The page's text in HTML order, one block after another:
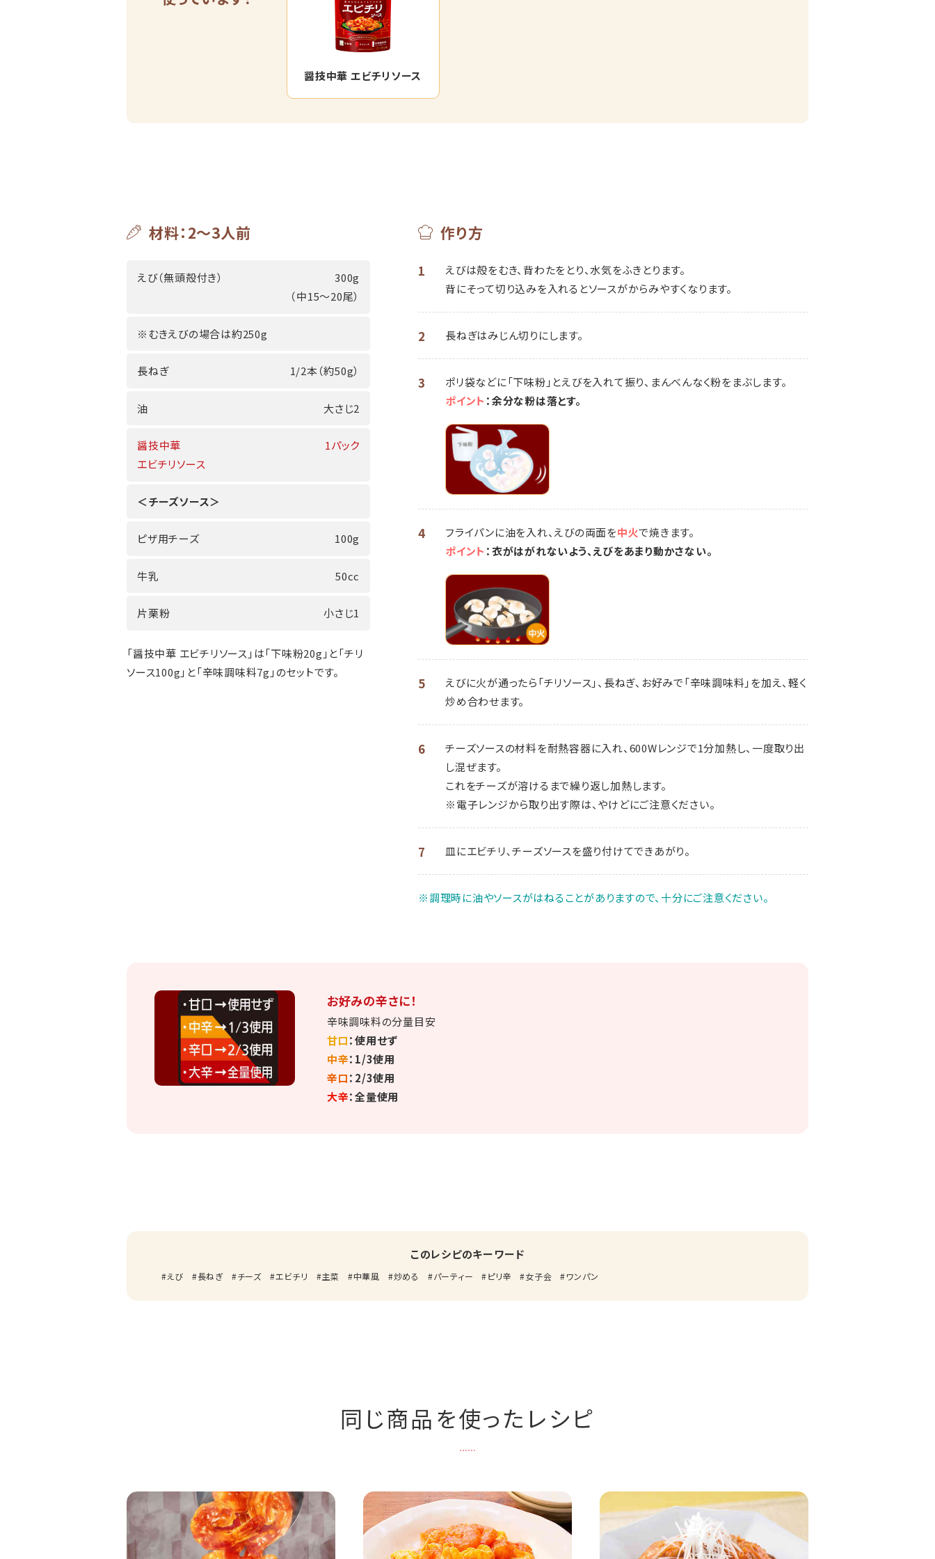
醤技中華 エビチリソース
材料：2～3人前
えび（無頭殻付き）
300g
（中15～20尾）
※むきえびの場合は約250g
長ねぎ 1/2本（約50g）
油 大さじ2
醤技中華
エビチリソース
1パック
＜チーズソース＞
ピザ用チーズ 100g
牛乳 50cc
片栗粉 小さじ1
「醤技中華 エビチリソース」は「下味粉20g」と「チリ
ソース100g」と「辛味調味料7g」のセットです。
作り方
1
えびは殻をむき、背わたをとり、水気をふきとります。
背にそって切り込みを入れるとソースがからみやすくなります。
2 長ねぎはみじん切りにします。
3
ポリ袋などに「下味粉」とえびを入れて振り、まんべんなく粉をまぶします。
ポイント ：余分な粉は落とす。
4 フライパンに油を入れ、えびの両面を中火で焼きます。
ポイント ：衣がはがれないよう、えびをあまり動かさない。
5
えびに火が通ったら「チリソース」、長ねぎ、お好みで「辛味調味料」を加え、軽く
炒め合わせます。
6
チーズソースの材料を耐熱容器に入れ、600Wレンジで1分加熱し、一度取り出
し混ぜます。
これをチーズが溶けるまで繰り返し加熱します。
※電子レンジから取り出す際は、やけどにご注意ください。
7 皿にエビチリ､チーズソースを盛り付けてできあがり。
※調理時に油やソースがはねることがありますので、十分にご注意ください。
お好みの辛さに！
辛味調味料の分量目安
甘口：使用せず
中辛：1/3使用
辛口：2/3使用
大辛：全量使用
このレシピのキーワード
えび 長ねぎ チーズ エビチリ 主菜 中華風 炒める パーティー ピリ辛 女子会 ワンパン
同じ商品を使ったレシピ